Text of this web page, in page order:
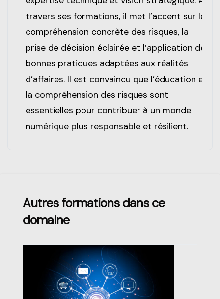
travers ses formations, il met l’accent sur la
compréhension concrète des risques, la
prise de décision éclairée et l’application de
bonnes pratiques adaptées aux réalités
d’affaires. Il est convaincu que l’éducation et
la compréhension des risques sont
essentielles pour contribuer à un monde
numérique plus responsable et résilient.
Autres formations dans ce
domaine